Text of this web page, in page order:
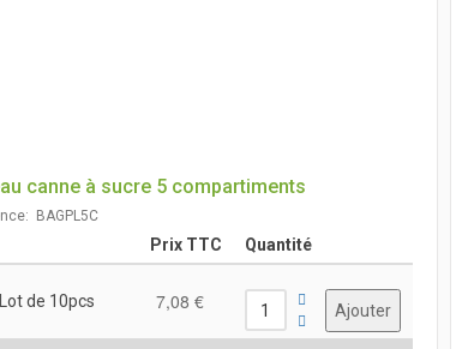
canne à sucre 5 compartiments
BAGPL5C
Prix TTC Quantité
Lot de 10pcs 7,08 €